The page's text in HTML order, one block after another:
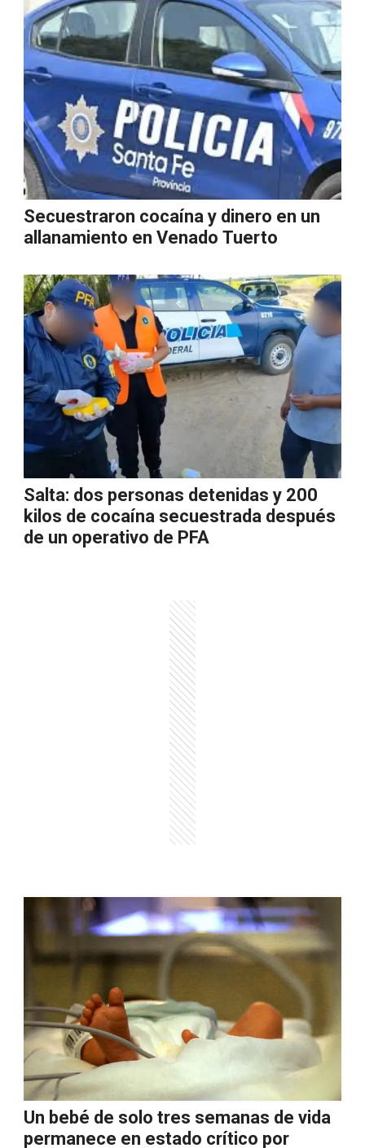
Secuestraron cocaína y dinero en un
allanamiento en Venado Tuerto
Salta: dos personas detenidas y 200
kilos de cocaína secuestrada después
de un operativo de PFA
Un bebé de solo tres semanas de vida
permanece en estado crítico por